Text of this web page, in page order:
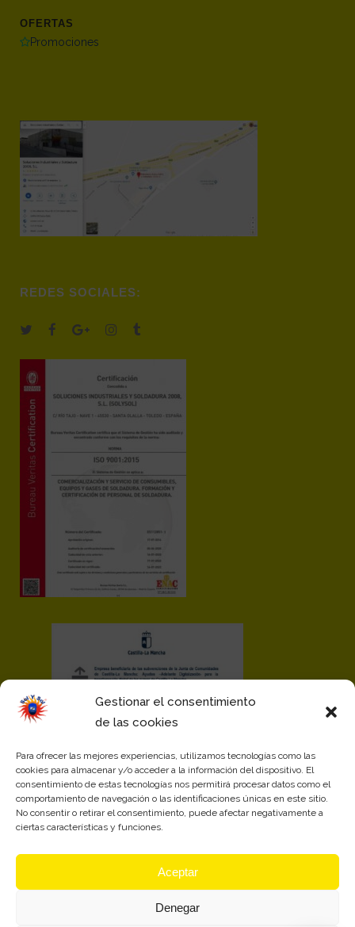
Gestionar el consentimiento
de las cookies
Para ofrecer las mejores experiencias, utilizamos tecnologías como las
cookies para almacenar y/o acceder a la información del dispositivo. El
consentimiento de estas tecnologías nos permitirá procesar datos como el
comportamiento de navegación o las identificaciones únicas en este sitio.
No consentir o retirar el consentimiento, puede afectar negativamente a
ciertas características y funciones.
Aceptar
Denegar
OFERTAS
Promociones
REDES SOCIALES: